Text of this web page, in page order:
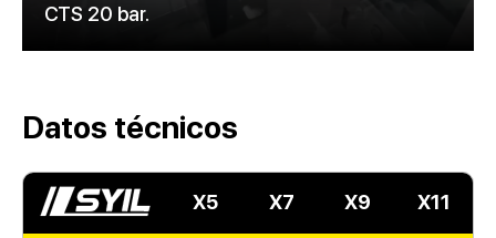
CTS 20 bar.
Datos técnicos
X5 X7 X9 X11